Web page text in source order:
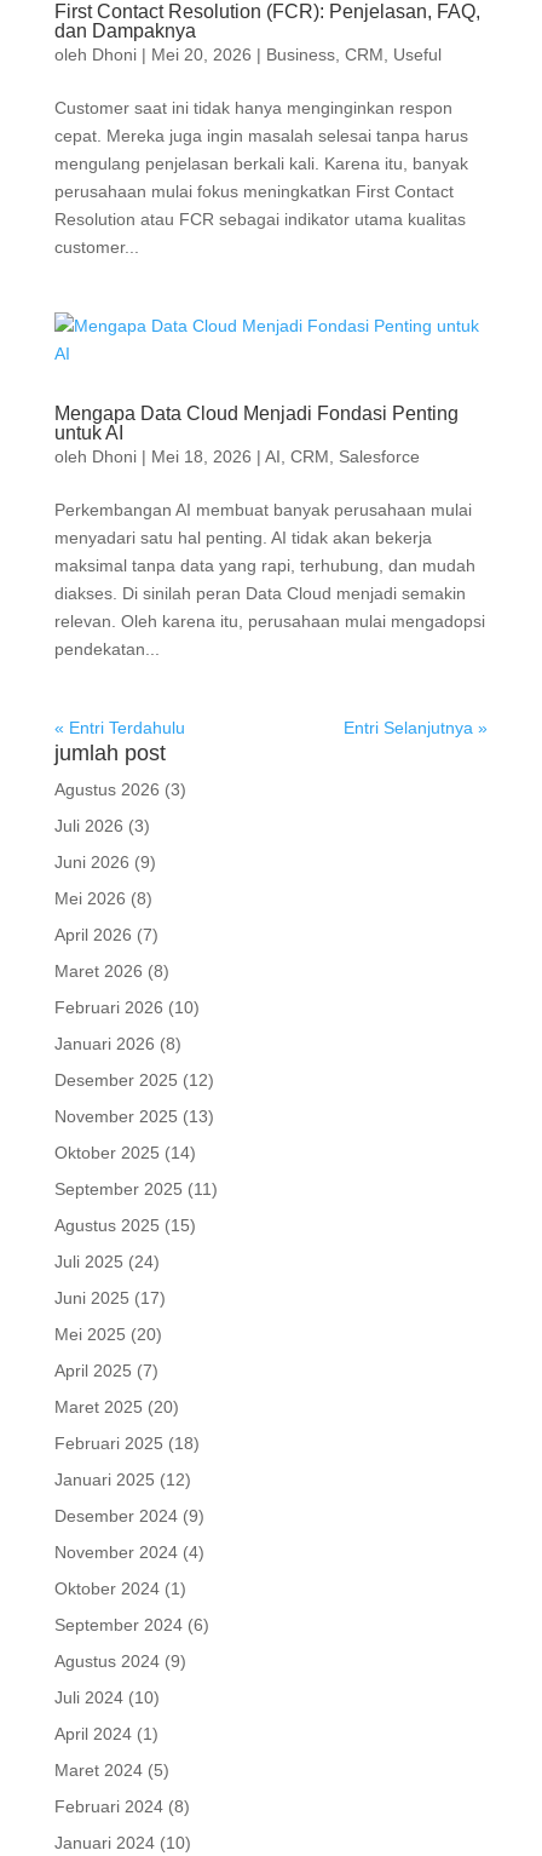
First Contact Resolution (FCR): Penjelasan, FAQ,
dan Dampaknya
oleh Dhoni| Mei 20, 2026 | Business, CRM, Useful
Customer saat ini tidak hanya menginginkan respon
cepat. Mereka juga ingin masalah selesai tanpa harus
mengulang penjelasan berkali kali. Karena itu, banyak
perusahaan mulai fokus meningkatkan First Contact
Resolution atau FCR sebagai indikator utama kualitas
customer...
Mengapa Data Cloud Menjadi Fondasi Penting
untuk AI
oleh Dhoni| Mei 18, 2026 | AI, CRM, Salesforce
Perkembangan AI membuat banyak perusahaan mulai
menyadari satu hal penting. AI tidak akan bekerja
maksimal tanpa data yang rapi, terhubung, dan mudah
diakses. Di sinilah peran Data Cloud menjadi semakin
relevan. Oleh karena itu, perusahaan mulai mengadopsi
pendekatan...
« Entri Terdahulu Entri Selanjutnya »
jumlah post
Agustus 2026 (3)
Juli 2026 (3)
Juni 2026 (9)
Mei 2026 (8)
April 2026 (7)
Maret 2026 (8)
Februari 2026 (10)
Januari 2026 (8)
Desember 2025 (12)
November 2025 (13)
Oktober 2025 (14)
September 2025 (11)
Agustus 2025 (15)
Juli 2025 (24)
Juni 2025 (17)
Mei 2025 (20)
April 2025 (7)
Maret 2025 (20)
Februari 2025 (18)
Januari 2025 (12)
Desember 2024(9)
November 2024(4)
Oktober 2024(1)
September 2024(6)
Agustus 2024(9)
Juli 2024(10)
April 2024(1)
Maret 2024(5)
Februari 2024(8)
Januari 2024(10)